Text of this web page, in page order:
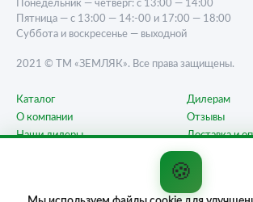
Понедельник — четверг: с 13:00 — 14:00
Пятница — с 13:00 — 14:-00 и 17:00 — 18:00
Суббота и воскресенье — выходной
2021 © ТМ «ЗЕМЛЯК». Все права защищены.
Каталог
О компании
Наши дилеры
Дилерам
Отзывы
Доставка и
Контакты
🍪